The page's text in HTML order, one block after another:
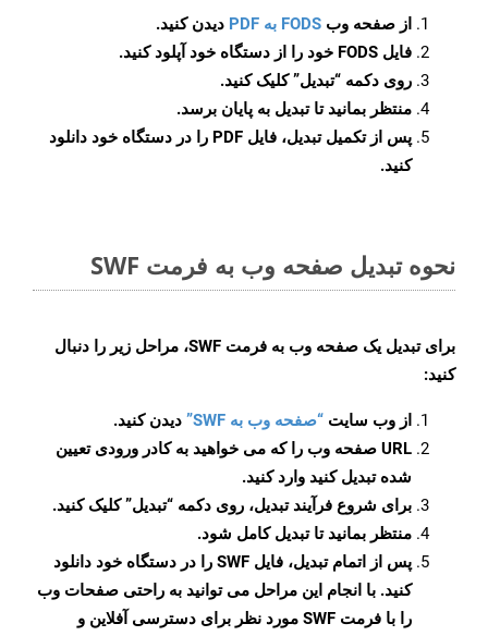
از صفحه وب FODS به PDF
دیدن کنید.
فایل FODS خود را از دستگاه خود آپلود کنید.
روی دکمه “تبدیل”کلیک کنید.
منتظر بمانید تا تبدیل به پایان برسد.
پس از تکمیل تبدیل، فایل PDF را در دستگاه خود دانلود
کنید.
نحوه تبدیل صفحه وب به فرمت SWF
برای تبدیل یک صفحه وب به فرمت SWF، مراحل زیر را دنبال
کنید:
از وب سایت “صفحه وب به SWF”
دیدن کنید.
URL صفحه وب را که می خواهید به کادر ورودی تعیین
شده تبدیل کنید وارد کنید.
برای شروع فرآیند تبدیل، روی دکمه “تبدیل” کلیک کنید.
منتظر بمانید تا تبدیل کامل شود.
پس از اتمام تبدیل، فایل SWF را در دستگاه خود دانلود
کنید. با انجام این مراحل می توانید به راحتی صفحات وب
را با فرمت SWF مورد نظر برای دسترسی آفلاین و